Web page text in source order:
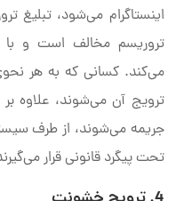
اینستاگرام می‌شود، تبلیغ
تروریسم مخالف است و با
می‌کند. کسانی که به هر
ترویج آن می‌شوند، علاوه
جریمه می‌شوند، از طرف
تحت پیگرد قانونی قرار